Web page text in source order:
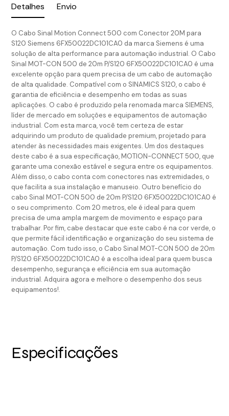
Detalhes Envio
O Cabo Sinal Motion Connect 500 com Conector 20M para
S120 Siemens 6FX50022DC101CA0 da marca Siemens é uma
solução de alta performance para automação industrial. O Cabo
Sinal MOT-CON 500 de 20m P/S120 6FX50022DC101CA0 é uma
excelente opção para quem precisa de um cabo de automação
de alta qualidade. Compatível com o SINAMICS S120, o cabo é
garantia de eficiência e desempenho em todas as suas
aplicações. O cabo é produzido pela renomada marca SIEMENS,
líder de mercado em soluções e equipamentos de automação
industrial. Com esta marca, você tem certeza de estar
adquirindo um produto de qualidade premium, projetado para
atender às necessidades mais exigentes. Um dos destaques
deste cabo é a sua especificação, MOTION-CONNECT 500, que
garante uma conexão estável e segura entre os equipamentos.
Além disso, o cabo conta com conectores nas extremidades, o
que facilita a sua instalação e manuseio. Outro benefício do
cabo Sinal MOT-CON 500 de 20m P/S120 6FX50022DC101CA0 é
o seu comprimento. Com 20 metros, ele é ideal para quem
precisa de uma ampla margem de movimento e espaço para
trabalhar. Por fim, cabe destacar que este cabo é na cor verde, o
que permite fácil identificação e organização do seu sistema de
automação. Com tudo isso, o Cabo Sinal MOT-CON 500 de 20m
P/S120 6FX50022DC101CA0 é a escolha ideal para quem busca
desempenho, segurança e eficiência em sua automação
industrial. Adquira agora e melhore o desempenho dos seus
equipamentos!.
Especificações